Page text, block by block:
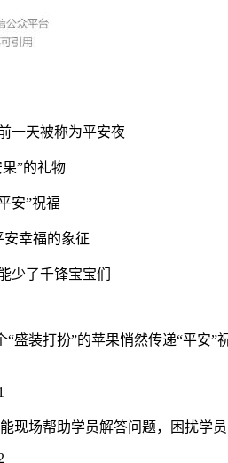
一天被称为平安夜
”的礼物
安”祝福
幸福的象征
少了千锋宝宝们
装打扮”的苹果悄然传递“平安”
场帮助学员解答问题，困扰学